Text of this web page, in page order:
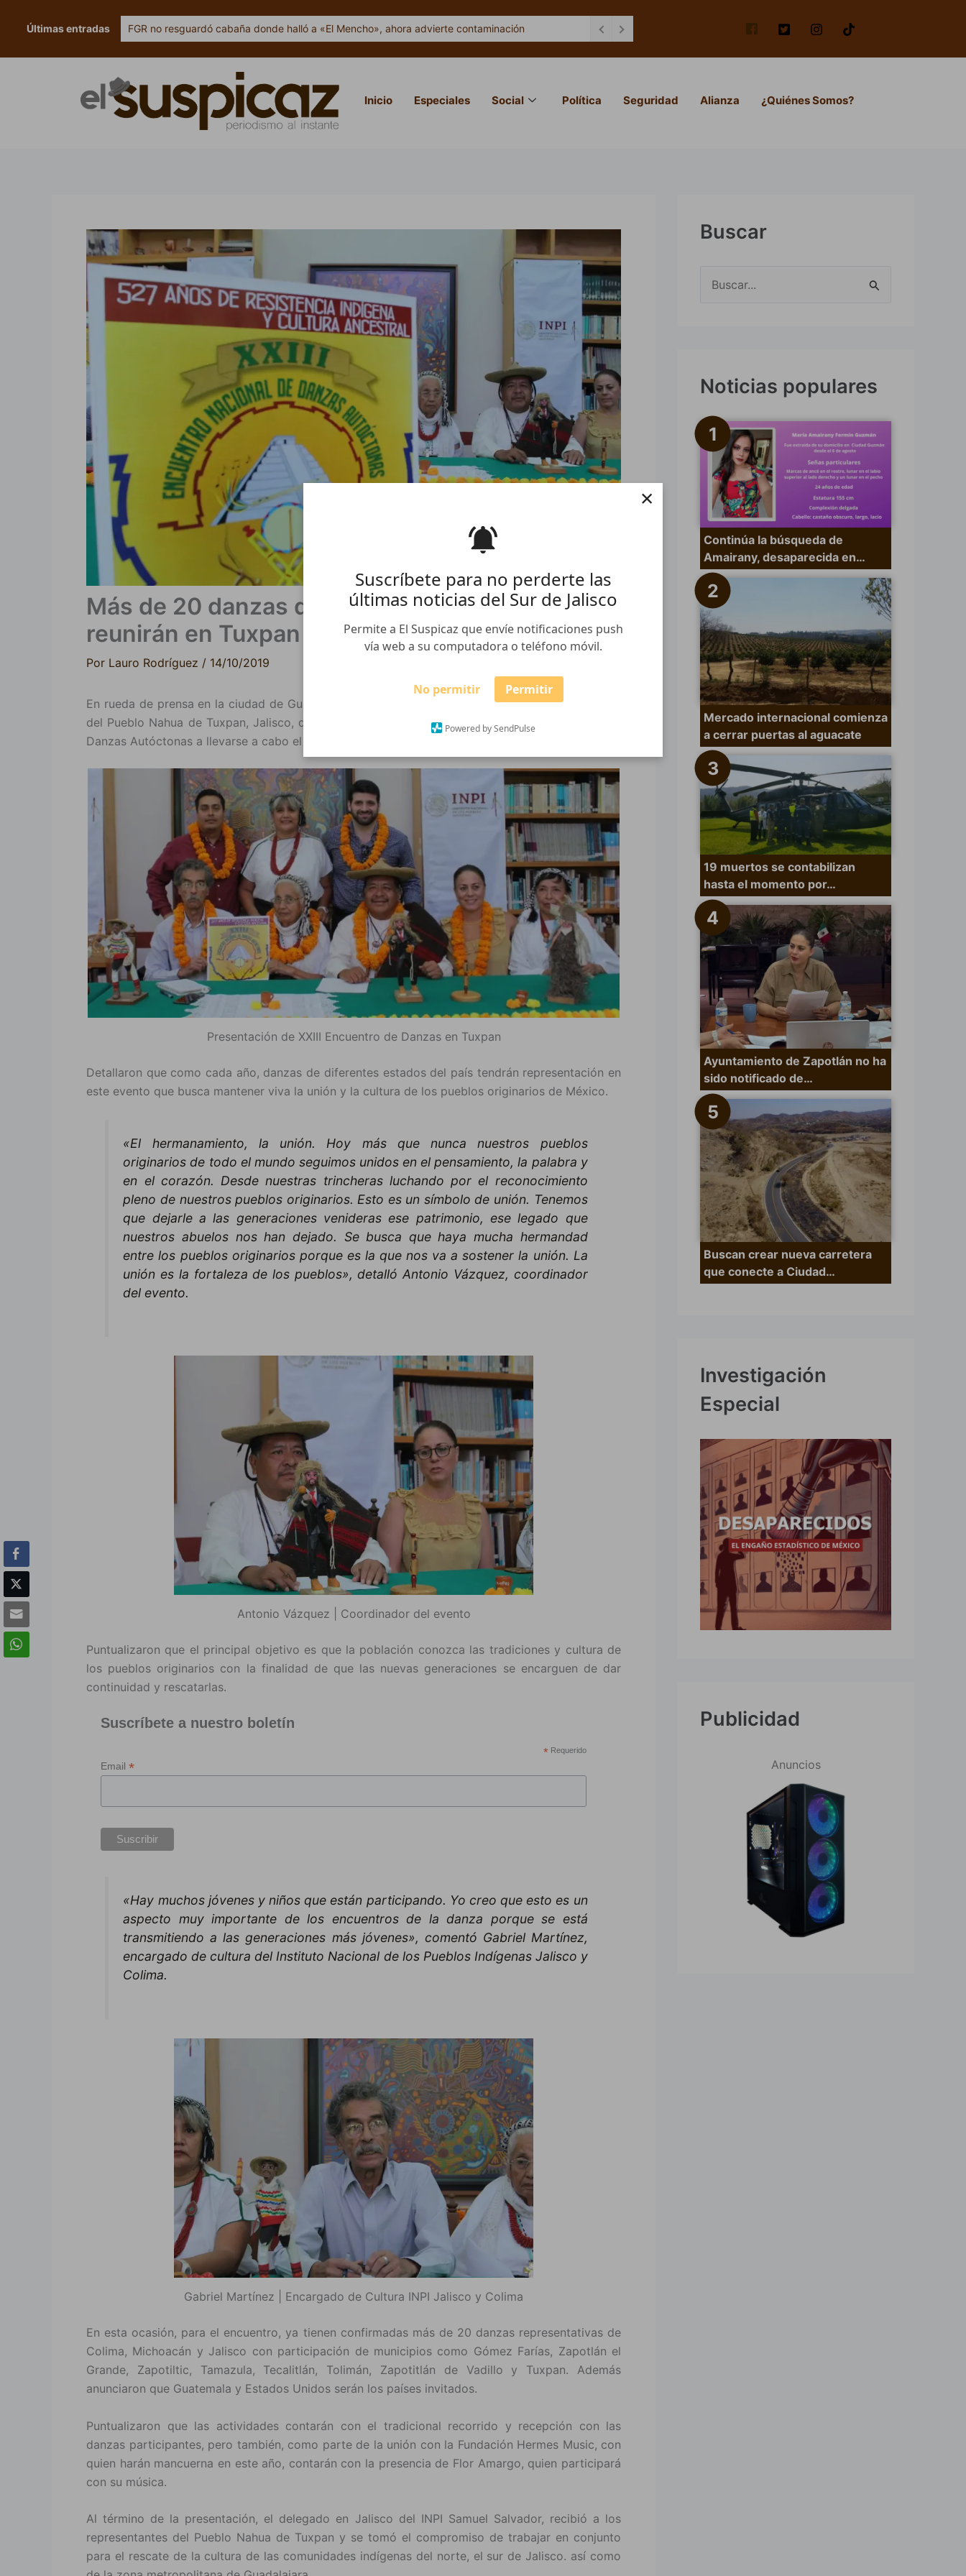
Suscríbete para no perderte las
últimas noticias del Sur de Jalisco
Permite a El Suspicaz que envíe notificaciones push
vía web a su computadora o teléfono móvil.
No permitir Permitir
Powered by SendPulse
×
Últimas entradas FGR no resguardó cabaña donde halló a «El Mencho», ahora advierte contaminación
Inicio Especiales Social Política Seguridad Alianza ¿Quiénes Somos?
Más de 20 danzas del occidente de México se
reunirán en Tuxpan
Por Lauro Rodríguez / 14/10/2019
En rueda de prensa en la ciudad de Guadalajara, la Autoridad Tradicional del Patrimonio Cultural
del Pueblo Nahua de Tuxpan, Jalisco, dio a conocer los detalles del XXIII Encuentro Nacional de
Danzas Autóctonas a llevarse a cabo el 27 de octubre.
Presentación de XXIII Encuentro de Danzas en Tuxpan
Detallaron que como cada año, danzas de diferentes estados del país tendrán representación en
este evento que busca mantener viva la unión y la cultura de los pueblos originarios de México.
«El hermanamiento, la unión. Hoy más que nunca nuestros pueblos
originarios de todo el mundo seguimos unidos en el pensamiento, la palabra y
en el corazón. Desde nuestras trincheras luchando por el reconocimiento
pleno de nuestros pueblos originarios. Esto es un símbolo de unión. Tenemos
que dejarle a las generaciones venideras ese patrimonio, ese legado que
nuestros abuelos nos han dejado. Se busca que haya mucha hermandad
entre los pueblos originarios porque es la que nos va a sostener la unión. La
unión es la fortaleza de los pueblos», detalló Antonio Vázquez, coordinador
del evento.
Antonio Vázquez | Coordinador del evento
Puntualizaron que el principal objetivo es que la población conozca las tradiciones y cultura de
los pueblos originarios con la finalidad de que las nuevas generaciones se encarguen de dar
continuidad y rescatarlas.
Suscríbete a nuestro boletín
* Requerido
Email *
«Hay muchos jóvenes y niños que están participando. Yo creo que esto es un
aspecto muy importante de los encuentros de la danza porque se está
transmitiendo a las generaciones más jóvenes», comentó Gabriel Martínez,
encargado de cultura del Instituto Nacional de los Pueblos Indígenas Jalisco y
Colima.
Gabriel Martínez | Encargado de Cultura INPI Jalisco y Colima
En esta ocasión, para el encuentro, ya tienen confirmadas más de 20 danzas representativas de
Colima, Michoacán y Jalisco con participación de municipios como Gómez Farías, Zapotlán el
Grande, Zapotiltic, Tamazula, Tecalitlán, Tolimán, Zapotitlán de Vadillo y Tuxpan. Además
anunciaron que Guatemala y Estados Unidos serán los países invitados.
Puntualizaron que las actividades contarán con el tradicional recorrido y recepción con las
danzas participantes, pero también, como parte de la unión con la Fundación Hermes Music, con
quien harán mancuerna en este año, contarán con la presencia de Flor Amargo, quien participará
con su música.
Al término de la presentación, el delegado en Jalisco del INPI Samuel Salvador, recibió a los
representantes del Pueblo Nahua de Tuxpan y se tomó el compromiso de trabajar en conjunto
para el rescate de la cultura de las comunidades indígenas del norte, el sur de Jalisco. así como
Buscar
a
p
o
Noticias populares
Continúa la búsqueda de
Amairany, desaparecida en…
Mercado internacional comienza
a cerrar puertas al aguacate
19 muertos se contabilizan
hasta el momento por…
Ayuntamiento de Zapotlán no ha
sido notificado de…
Buscan crear nueva carretera
que conecte a Ciudad…
Investigación
Especial
Publicidad
Anuncios